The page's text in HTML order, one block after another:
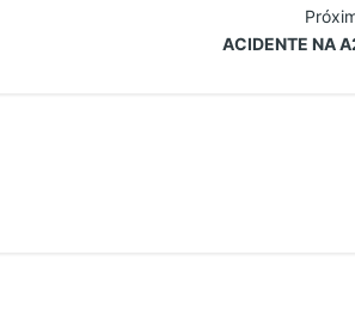
ACIDENTE NA